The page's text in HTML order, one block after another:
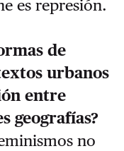
es represión.
de
urbanos
entre
geografías?
no